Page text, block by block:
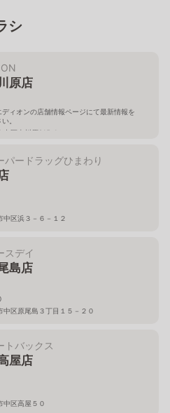
シ
原店
ィオンの店舗情報ページにて最新情報を
。
中区東川原215-1
パードラッグひまわり
中区浜３－６－１２
スデイ
島店
中区原尾島３丁目１５－２０
トバックス
屋店
中区高屋５０